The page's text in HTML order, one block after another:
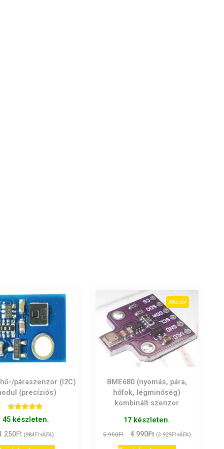
páraszenzor (I2C)
(precíziós)
Értékelés:
5.00
45 készleten.
Ft (984Ft+ÁFA)
Akció!
BME680 (nyomás, pára,
hőfok, légminőség)
kombinált szenzor
17 készleten.
5.950Ft
Original
price
4.990FtCurrent
price
(3.929Ft+ÁFA)